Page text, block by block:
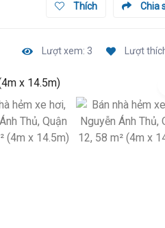
Chia
Thích
Lượt xem: 3 Lượt